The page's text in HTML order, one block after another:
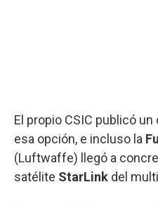
El propio CSIC publicó
esa opción, e incluso la
(Luftwaffe) llegó a
satélite StarLink del